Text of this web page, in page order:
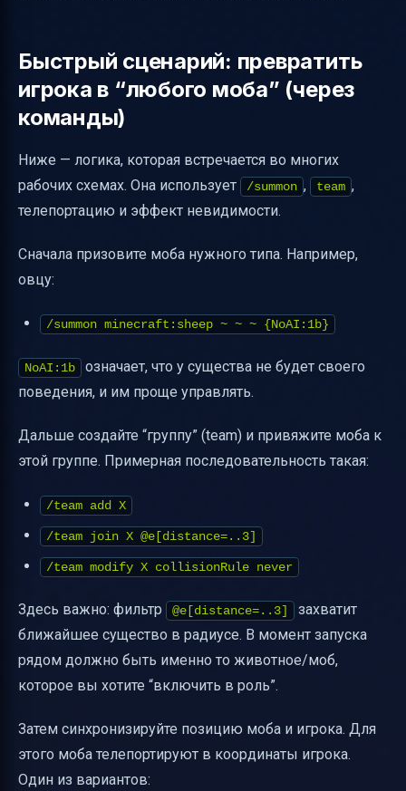
Быстрый сценарий: превратить
игрока в “любого моба” (через
команды)
Ниже — логика, которая встречается во многих
рабочих схемах. Она использует
/summon , team ,
телепортацию и эффект невидимости.
Сначала призовите моба нужного типа. Например,
овцу:
/summon minecraft:sheep ~ ~ ~ {NoAI:1b}
NoAI:1b
означает, что у существа не будет своего
поведения, и им проще управлять.
Дальше создайте “группу” (team) и привяжите моба к
этой группе. Примерная последовательность такая:
/team add X
/team join X @e[distance=..3]
/team modify X collisionRule never
Здесь важно: фильтр @e[distance=..3]
захватит
ближайшее существо в радиусе. В момент запуска
рядом должно быть именно то животное/моб,
которое вы хотите “включить в роль”.
Затем синхронизируйте позицию моба и игрока. Для
этого моба телепортируют в координаты игрока.
Один из вариантов: